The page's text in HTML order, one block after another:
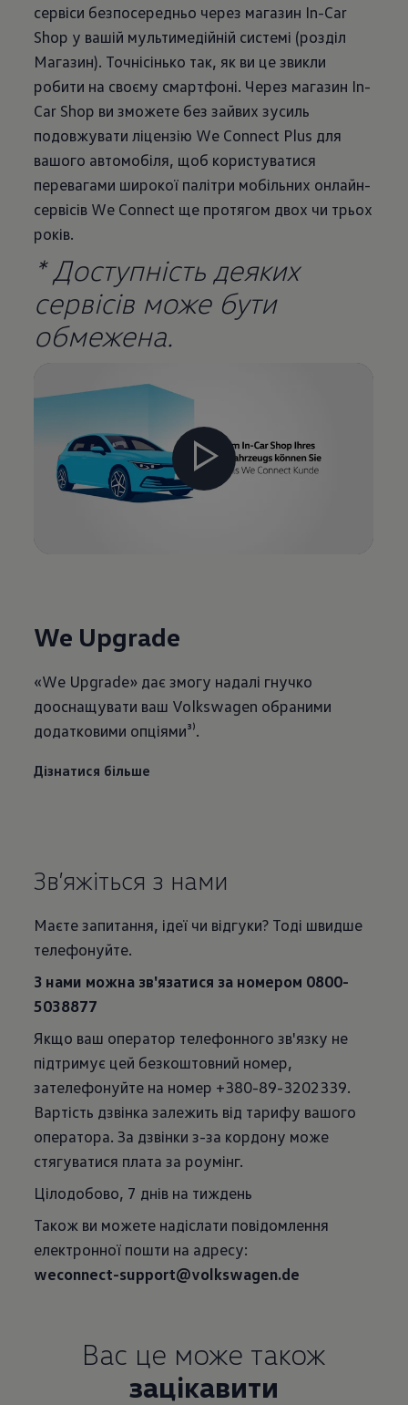
сервіси безпосередньо через магазин In-Car
Shop у вашій мультимедійній системі (розділ
Магазин). Точнісінько так, як ви це звикли
робити на своєму смартфоні. Через магазин In-
Car Shop ви зможете без зайвих зусиль
подовжувати ліцензію We Connect Plus для
вашого автомобіля, щоб користуватися
перевагами широкої палітри мобільних онлайн-
сервісів We Connect ще протягом двох чи трьох
років.
* Доступність деяких
сервісів може бути
обмежена.
We Upgrade
«We Upgrade» дає змогу надалі гнучко
дооснащувати ваш Volkswagen обраними
додатковими опціями³⁾.
Дізнатися більше
Зв’яжіться з нами
Маєте запитання, ідеї чи відгуки? Тоді швидше
телефонуйте.
З нами можна зв'язатися за номером 0800-
5038877
Якщо ваш оператор телефонного зв'язку не
підтримує цей безкоштовний номер,
зателефонуйте на номер +380-89-3202339.
Вартість дзвінка залежить від тарифу вашого
оператора. За дзвінки з-за кордону може
стягуватися плата за роумінг.
Цілодобово, 7 днів на тиждень
Також ви можете надіслати повідомлення
weconnect-support@volkswagen.de
Вас це може також
зацікавити